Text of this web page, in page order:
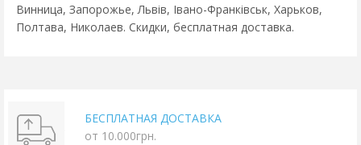
Винница, Запорожье, Львів, Івано-Франківськ, Харьков,
Полтава, Николаев. Скидки, бесплатная доставка.
БЕСПЛАТНАЯ ДОСТАВКА
от 10.000грн.